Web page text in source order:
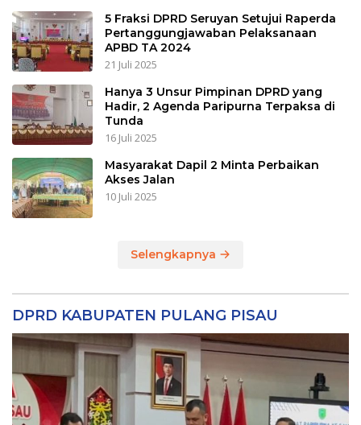
5 Fraksi DPRD Seruyan Setujui Raperda
Pertanggungjawaban Pelaksanaan
APBD TA 2024
21 Juli 2025
Hanya 3 Unsur Pimpinan DPRD yang
Hadir, 2 Agenda Paripurna Terpaksa di
Tunda
16 Juli 2025
Masyarakat Dapil 2 Minta Perbaikan
Akses Jalan
10 Juli 2025
Selengkapnya
DPRD KABUPATEN PULANG PISAU